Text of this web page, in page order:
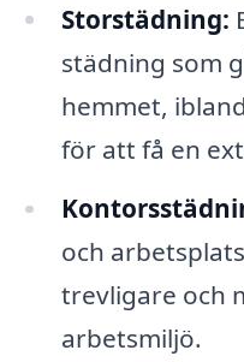
Storstädning:
städning som
hemmet,
för att få en
och
trevligare och
arbetsmiljö.